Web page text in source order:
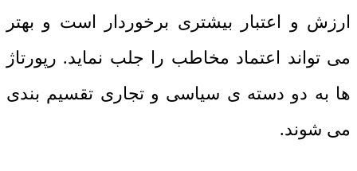
ارزش و اعتبار بیشتری برخوردار است و بهتر
می تواند اعتماد مخاطب را جلب نماید. رپورتاژ
ها به دو دسته ی سیاسی و تجاری تقسیم بندی
می شوند.